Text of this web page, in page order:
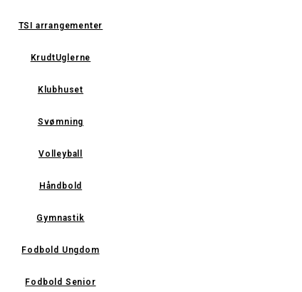
TSI arrangementer
KrudtUglerne
Klubhuset
Svømning
Volleyball
Håndbold
Gymnastik
Fodbold Ungdom
Fodbold Senior